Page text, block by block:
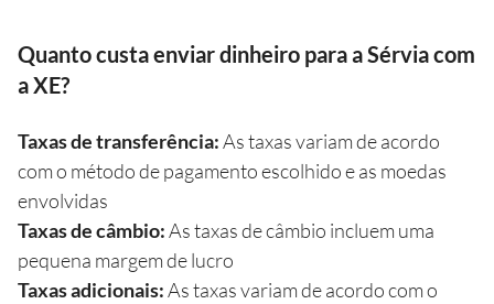
Quanto custa enviar dinheiro para a Sérvia com
a XE?
Taxas de transferência:As taxas variam de acordo
com o método de pagamento escolhido e as moedas
envolvidas
Taxas de câmbio:As taxas de câmbio incluem uma
pequena margem de lucro
Taxas adicionais:As taxas variam de acordo com o